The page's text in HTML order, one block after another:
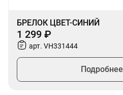
БРЕЛОК ЦВЕТ-СИНИЙ
1 299 ₽
арт. VH331444
Подробнее